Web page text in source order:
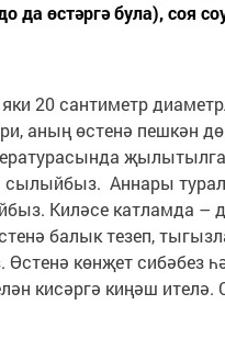
да өстәргә була), соя
20 сантиметр
аның өстенә пешкән
Аннары
Киләсе катламда –
балык тезеп,
көнҗет сибәбез
кисәргә киңәш ителә.